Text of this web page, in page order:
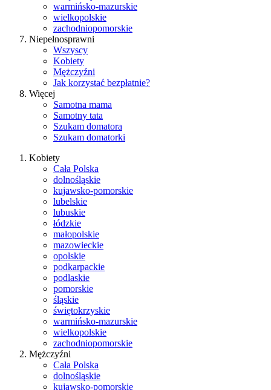
warmińsko-mazurskie
wielkopolskie
zachodniopomorskie
Niepełnosprawni
Wszyscy
Kobiety
Mężczyźni
Jak korzystać bezpłatnie?
Więcej
Samotna mama
Samotny tata
Szukam domatora
Szukam domatorki
Kobiety
Cała Polska
dolnośląskie
kujawsko-pomorskie
lubelskie
lubuskie
łódzkie
małopolskie
mazowieckie
opolskie
podkarpackie
podlaskie
pomorskie
śląskie
świętokrzyskie
warmińsko-mazurskie
wielkopolskie
zachodniopomorskie
Mężczyźni
Cała Polska
dolnośląskie
kujawsko-pomorskie